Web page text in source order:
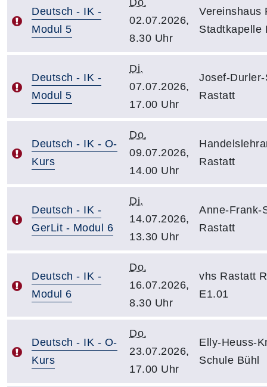
Deutsch - IK -
Modul 5
Do.
02.07.2026,
8.30 Uhr
Vereinshaus
Stadtkapelle
Deutsch - IK -
Modul 5
Di.
07.07.2026,
17.00 Uhr
Josef-
Rastatt
Deutsch - IK - O-
Kurs
Do.
09.07.2026,
14.00 Uhr
Rastatt
Deutsch - IK -
GerLit - Modul 6
Di.
14.07.2026,
13.30 Uhr
Anne-Frank-
Rastatt
Deutsch - IK -
Modul 6
Do.
16.07.2026,
8.30 Uhr
vhs Rastatt
E1.01
Deutsch - IK - O-
Kurs
Do.
23.07.2026,
17.00 Uhr
Elly-Heuss-
Schule Bühl